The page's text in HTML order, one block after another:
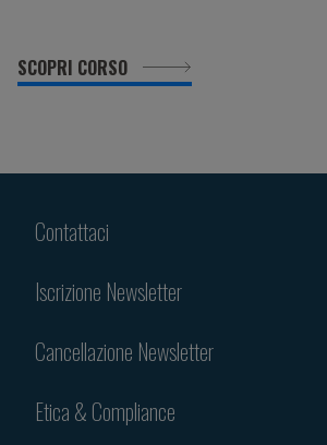
SCOPRI CORSO
Contattaci
Iscrizione Newsletter
Cancellazione Newsletter
Etica & Compliance